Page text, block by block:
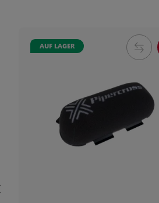
AUF LAGER